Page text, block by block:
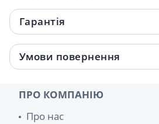
Гарантія
Умови повернення
ПРО КОМПАНІЮ
Про нас